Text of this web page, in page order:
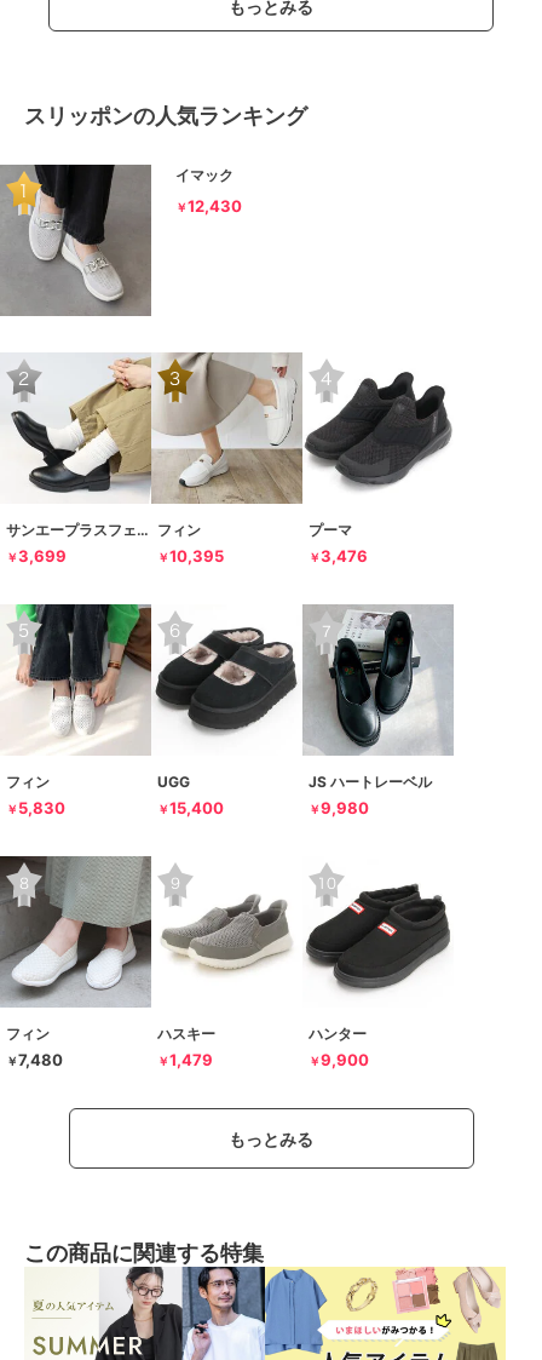
もっとみる
スリッポンの人気ランキング
イマック
￥12,430
サンエープラスフェミニン
￥3,699
フィン
￥10,395
プーマ
￥3,476
フィン
￥ 5,830
UGG
￥15,400
JS ハートレーベル
￥9,980
フィン
￥7,480
ハスキー
￥1,479
ハンター
￥9,900
もっとみる
この商品に関連する特集